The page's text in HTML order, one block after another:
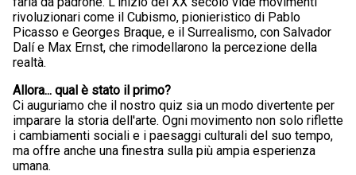
rivoluzionari come il Cubismo, pionieristico di Pablo
Picasso e Georges Braque, e il Surrealismo, con Salvador
Dalí e Max Ernst, che rimodellarono la percezione della
realtà.
Allora... qual è stato il primo?
Ci auguriamo che il nostro quiz sia un modo divertente per
imparare la storia dell'arte. Ogni movimento non solo riflette
i cambiamenti sociali e i paesaggi culturali del suo tempo,
ma offre anche una finestra sulla più ampia esperienza
umana.